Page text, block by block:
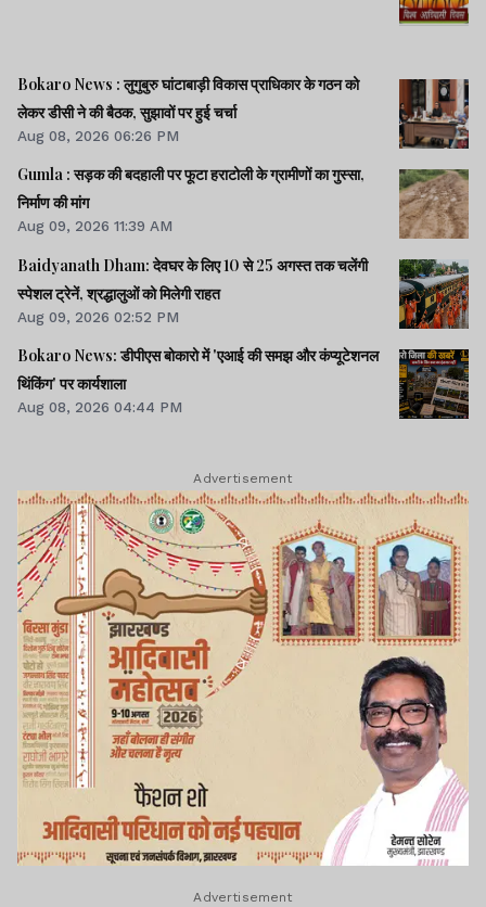
Bokaro News : लुगुबुरु घांटाबाड़ी विकास प्राधिकार के गठन को
लेकर डीसी ने की बैठक, सुझावों पर हुई चर्चा
Aug 08, 2026 06:26 PM
Gumla : सड़क की बदहाली पर फूटा हराटोली के ग्रामीणों का गुस्सा,
निर्माण की मांग
Aug 09, 2026 11:39 AM
Baidyanath Dham: देवघर के लिए 10 से 25 अगस्त तक चलेंगी
स्पेशल ट्रेनें, श्रद्धालुओं को मिलेगी राहत
Aug 09, 2026 02:52 PM
Bokaro News: डीपीएस बोकारो में 'एआई की समझ और कंप्यूटेशनल
थिंकिंग' पर कार्यशाला
Aug 08, 2026 04:44 PM
Advertisement
Advertisement